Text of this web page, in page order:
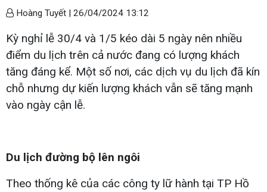
Hoàng Tuyết | 26/04/2024 13:12
Kỳ nghỉ lễ 30/4 và 1/5 kéo dài 5 ngày nên nhiều
điểm du lịch trên cả nước đang có lượng khách
tăng đáng kể. Một số nơi, các dịch vụ du lịch đã kín
chỗ nhưng dự kiến lượng khách vẫn sẽ tăng mạnh
vào ngày cận lễ.
Du lịch đường bộ lên ngôi
Theo thống kê của các công ty lữ hành tại TP Hồ